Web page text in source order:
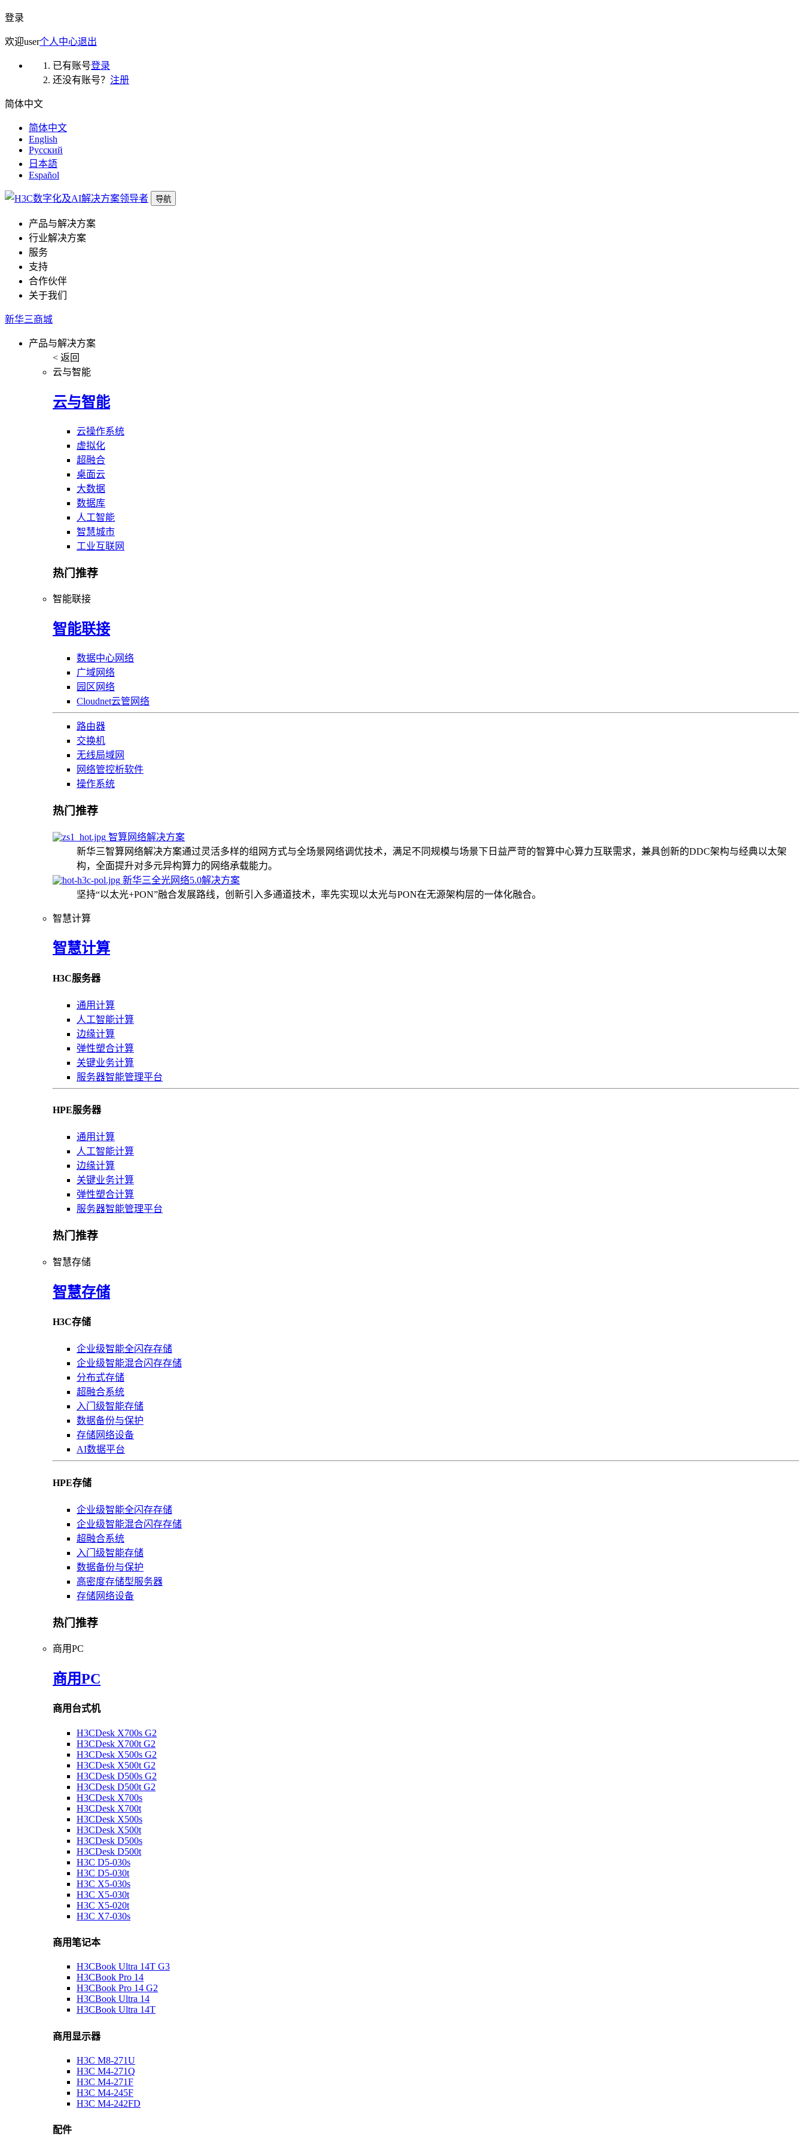
登录
欢迎user个人中心退出
已有账号登录
还没有账号？ 注册
简体中文
简体中文
English
Русский
日本語
Español
导航
产品与解决方案
行业解决方案
服务
支持
合作伙伴
关于我们
新华三商城
产品与解决方案
< 返回
云与智能
云与智能
云操作系统
虚拟化
超融合
桌面云
大数据
数据库
人工智能
智慧城市
工业互联网
热门推荐
智能联接
智能联接
数据中心网络
广域网络
园区网络
Cloudnet云管网络
路由器
交换机
无线局域网
网络管控析软件
操作系统
热门推荐
智算网络解决方案
新华三智算网络解决方案通过灵活多样的组网方式与全场景网络调优技术，满足不同规模与场景下日益严苛的智算中心算力互联需求，兼具创新的DDC架构与经典以太架
构，全面提升对多元异构算力的网络承载能力。
新华三全光网络5.0解决方案
坚持“以太光+PON”融合发展路线，创新引入多通道技术，率先实现以太光与PON在无源架构层的一体化融合。
智慧计算
智慧计算
H3C服务器
通用计算
人工智能计算
边缘计算
弹性塑合计算
关键业务计算
服务器智能管理平台
HPE服务器
通用计算
人工智能计算
边缘计算
关键业务计算
弹性塑合计算
服务器智能管理平台
热门推荐
智慧存储
智慧存储
H3C存储
企业级智能全闪存存储
企业级智能混合闪存存储
分布式存储
超融合系统
入门级智能存储
数据备份与保护
存储网络设备
AI数据平台
HPE存储
企业级智能全闪存存储
企业级智能混合闪存存储
超融合系统
入门级智能存储
数据备份与保护
高密度存储型服务器
存储网络设备
热门推荐
商用PC
商用PC
商用台式机
H3CDesk X700s G2
H3CDesk X700t G2
H3CDesk X500s G2
H3CDesk X500t G2
H3CDesk D500s G2
H3CDesk D500t G2
H3CDesk X700s
H3CDesk X700t
H3CDesk X500s
H3CDesk X500t
H3CDesk D500s
H3CDesk D500t
H3C D5-030s
H3C D5-030t
H3C X5-030s
H3C X5-030t
H3C X5-020t
H3C X7-030s
商用笔记本
H3CBook Ultra 14T G3
H3CBook Pro 14
H3CBook Pro 14 G2
H3CBook Ultra 14
H3CBook Ultra 14T
商用显示器
H3C M8-271U
H3C M4-271Q
H3C M4-271F
H3C M4-245F
H3C M4-242FD
配件